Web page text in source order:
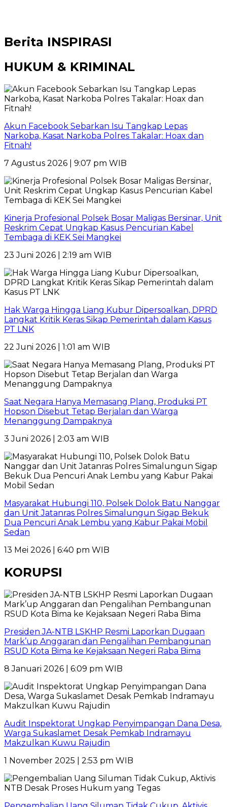
Berita INSPIRASI
HUKUM & KRIMINAL
Akun Facebook Sebarkan Isu Tangkap Lepas
Narkoba, Kasat Narkoba Polres Takalar: Hoax dan
Fitnah!
7 Agustus 2026 | 9:07 pm WIB
Kinerja Profesional Polsek Bosar Maligas Bersinar, Unit
Reskrim Cepat Ungkap Kasus Pencurian Kabel
Tembaga di KEK Sei Mangkei
23 Juni 2026 | 2:19 am WIB
Hak Warga Hingga Liang Kubur Dipersoalkan, DPRD
Langkat Kritik Keras Sikap Pemerintah dalam Kasus
PT LNK
22 Juni 2026 | 1:01 am WIB
Saat Negara Hanya Memasang Plang, Produksi PT
Hopson Disebut Tetap Berjalan dan Warga
Menanggung Dampaknya
3 Juni 2026 | 2:03 am WIB
Masyarakat Hubungi 110, Polsek Dolok Batu Nanggar
dan Unit Jatanras Polres Simalungun Sigap Bekuk
Dua Pencuri Anak Lembu yang Kabur Pakai Mobil
Sedan
13 Mei 2026 | 6:40 pm WIB
KORUPSI
Presiden JA-NTB LSKHP Resmi Laporkan Dugaan
Mark’up Anggaran dan Pengalihan Pembangunan
RSUD Kota Bima ke Kejaksaan Negeri Raba Bima
8 Januari 2026 | 6:09 pm WIB
Audit Inspektorat Ungkap Penyimpangan Dana Desa,
Warga Sukaslamet Desak Pemkab Indramayu
Makzulkan Kuwu Rajudin
1 November 2025 | 2:53 pm WIB